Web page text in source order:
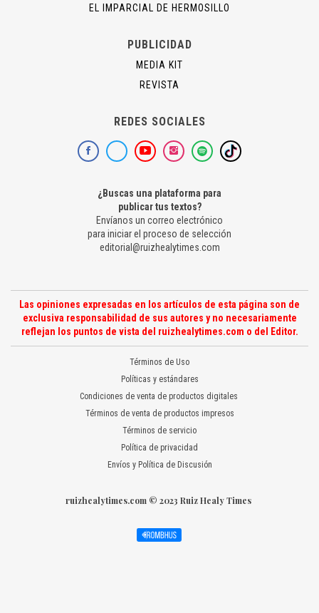
EL IMPARCIAL DE HERMOSILLO
PUBLICIDAD
MEDIA KIT
REVISTA
REDES SOCIALES
¿Buscas una plataforma para
publicar tus textos?
Envíanos un correo electrónico
para iniciar el proceso de selección
editorial@ruizhealytimes.com
Las opiniones expresadas en los artículos de esta página son de
exclusiva responsabilidad de sus autores y no necesariamente
reflejan los puntos de vista del ruizhealytimes.com o del Editor.
Términos de Uso
Políticas y estándares
Condiciones de venta de productos digitales
Términos de venta de productos impresos
Términos de servicio
Política de privacidad
Envíos y Política de Discusión
ruizhealytimes.com © 2023 Ruiz Healy Times